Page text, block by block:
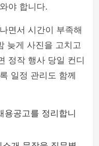
야 합니다.
면서 시간이 부족해
늦게 사진을 고치고
정작 행사 당일 컨디
일정 관리도 함께
용공고를 정리합니